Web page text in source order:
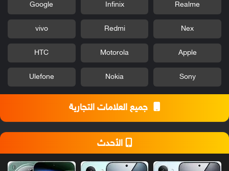
Realme
Infinix
Google
Nex
Redmi
vivo
Apple
Motorola
HTC
Sony
Nokia
Ulefone
جميع العلامات التجارية
الأحدث